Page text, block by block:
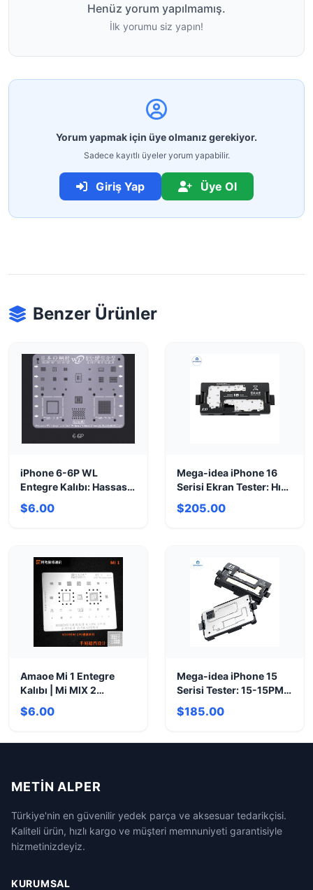
Henüz yorum yapılmamış.
İlk yorumu siz yapın!
Yorum yapmak için üye olmanız gerekiyor.
Sadece kayıtlı üyeler yorum yapabilir.
Giriş Yap Üye Ol
Benzer Ürünler
iPhone 6-6P WL
Entegre Kalıbı: Hassas
Onarım İçin Tam Uyum
$6.00
Mega-idea iPhone 16
Serisi Ekran Tester: Hızlı
ve Güvenilir Test
$205.00
Amaoe Mi 1 Entegre
Kalıbı | Mi MIX 2
Reballing Şablonu
$6.00
Mega-idea iPhone 15
Serisi Tester: 15-15PM
Ekran Test Cihazı
$185.00
METIN ALPER
Türkiye'nin en güvenilir yedek parça ve aksesuar tedarikçisi.
Kaliteli ürün, hızlı kargo ve müşteri memnuniyeti garantisiyle
hizmetinizdeyiz.
KURUMSAL